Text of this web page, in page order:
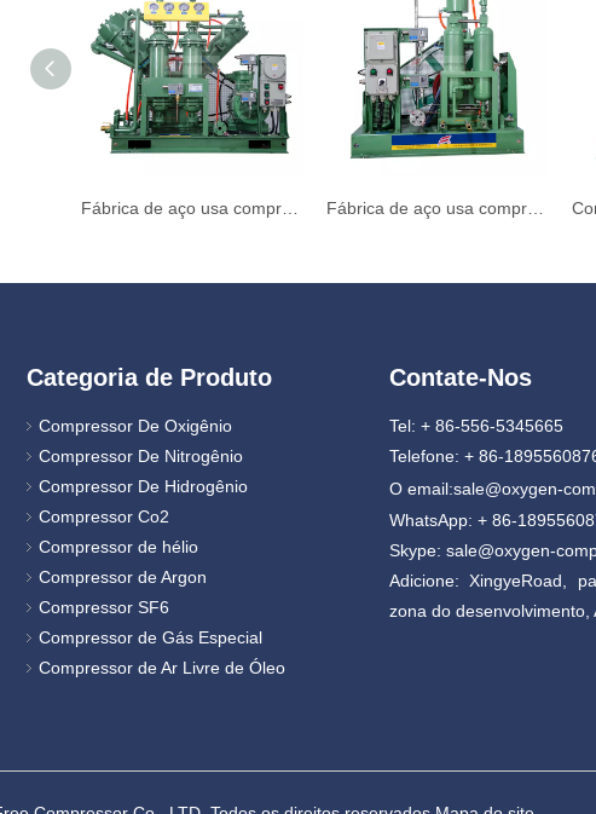
Categoria de Produto
Compressor De Oxigênio
Compressor De Nitrogênio
Compressor De Hidrogênio
Compressor Co2
Compressor de hélio
Compressor de Argon
Compressor SF6
Compressor de Gás Especial
Compressor de Ar Livre de Óleo
Contate-Nos
Tel: + 86-556-5345665
Telefone: + 86-
O email:sale@oxygen-
WhatsApp: + 86-
Skype: sale@oxygen-
Adicione: XingyeRoad,
zona do desenvolvimento,